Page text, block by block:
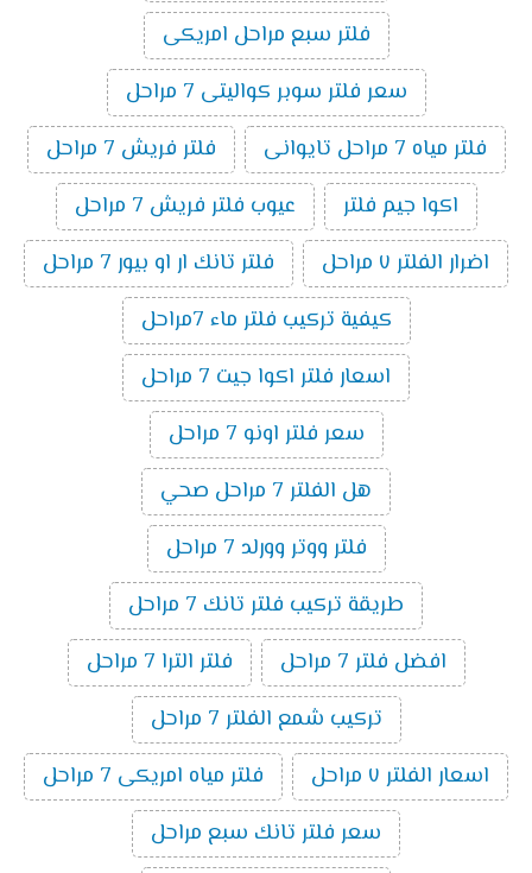
فلتر سبع مراحل امريكى
سعر فلتر سوبر كواليتى 7 مراحل
فلتر مياه 7 مراحل تايوانى
فلتر فريش 7 مراحل
اكوا جيم فلتر
عيوب فلتر فريش 7 مراحل
اضرار الفلتر ٧ مراحل
فلتر تانك ار او بيور 7 مراحل
كيفية تركيب فلتر ماء 7مراحل
اسعار فلتر اكوا جيت 7 مراحل
سعر فلتر اونو 7 مراحل
هل الفلتر 7 مراحل صحي
فلتر ووتر وورلد 7 مراحل
طريقة تركيب فلتر تانك 7 مراحل
افضل فلتر 7 مراحل
فلتر الترا 7 مراحل
تركيب شمع الفلتر 7 مراحل
اسعار الفلتر ٧ مراحل
فلتر مياه امريكى 7 مراحل
سعر فلتر تانك سبع مراحل